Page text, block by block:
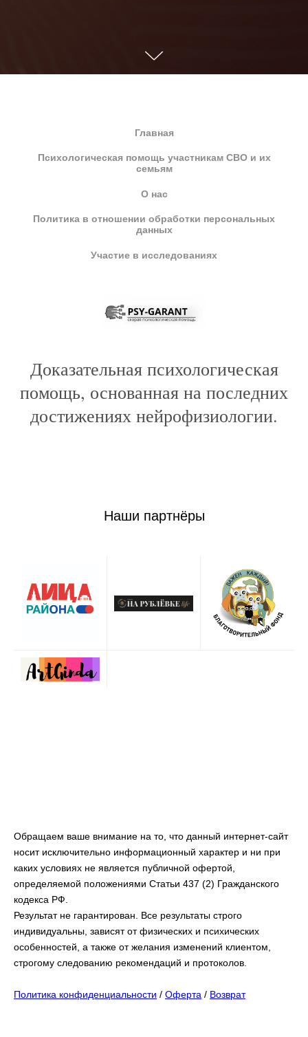
Главная
Психологическая помощь участникам СВО и их
семьям
О нас
Политика в отношении обработки персональных
данных
Участие в исследованиях
Доказательная психологическая
помощь, основанная на последних
достижениях нейрофизиологии.
Наши партнёры
Обращаем ваше внимание на то, что данный интернет-сайт
носит исключительно информационный характер и ни при
каких условиях не является публичной офертой,
определяемой положениями Статьи 437 (2) Гражданского
кодекса РФ.
Результат не гарантирован. Все результаты строго
индивидуальны, зависят от физических и психических
особенностей, а также от желания изменений клиентом,
строгому следованию рекомендаций и протоколов.
Политика конфиденциальности / Оферта / Возврат